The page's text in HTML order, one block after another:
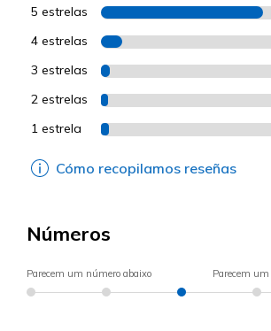
5 estrelas
4 estrelas
3 estrelas
2 estrelas
1 estrela
Cómo recopilamos reseñas
Números
Parecem um número abaixo Parecem